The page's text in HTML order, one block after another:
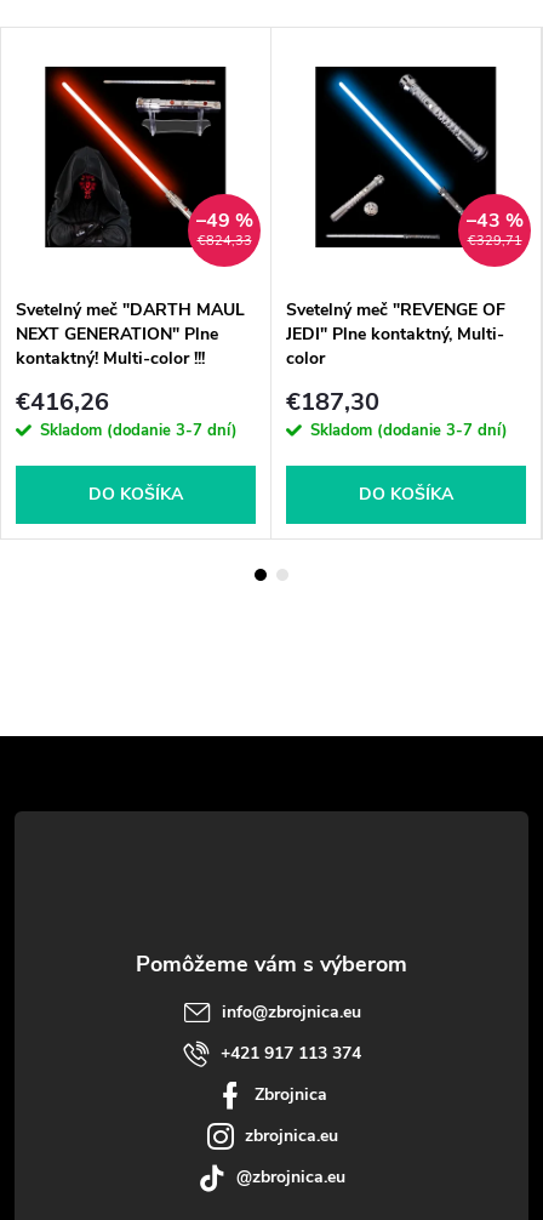
€824,33
–49 %
Svetelný meč "DARTH MAUL
NEXT GENERATION" Plne
kontaktný! Multi-color !!!
€416,26
Skladom (dodanie 3-7 dní)
DO KOŠÍKA
€329,71
–43 %
Svetelný meč "REVENGE OF
JEDI" Plne kontaktný, Multi-
color
€187,30
Skladom (dodanie 3-7 dní)
DO KOŠÍKA
á
info@zbrojnica.eu
+421 917 113 374
Zbrojnica
zbrojnica.eu
@zbrojnica.eu